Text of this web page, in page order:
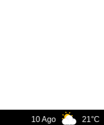
10 Ago 21°C